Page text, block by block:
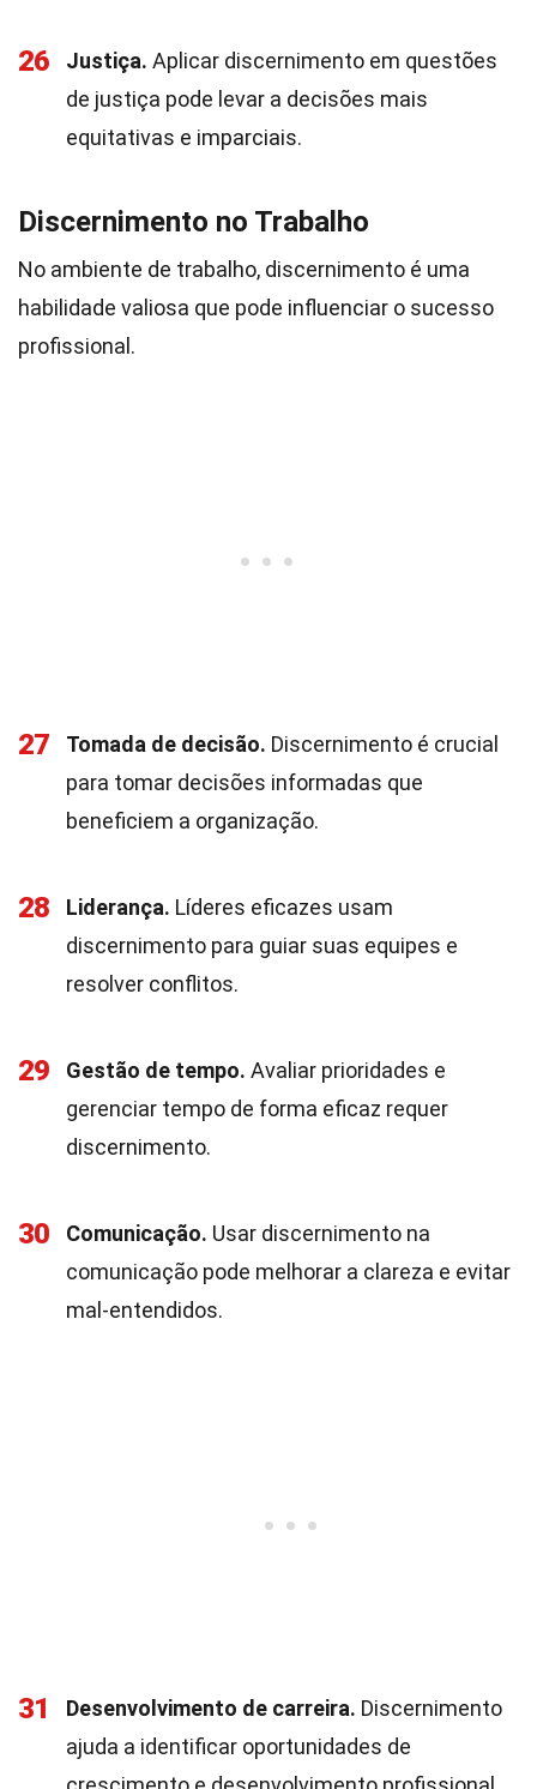
26 Justiça. Aplicar discernimento em questões
de justiça pode levar a decisões mais
equitativas e imparciais.
Discernimento no Trabalho
No ambiente de trabalho, discernimento é uma
habilidade valiosa que pode influenciar o sucesso
profissional.
27 Tomada de decisão. Discernimento é crucial
para tomar decisões informadas que
beneficiem a organização.
28 Liderança. Líderes eficazes usam
discernimento para guiar suas equipes e
resolver conflitos.
29 Gestão de tempo. Avaliar prioridades e
gerenciar tempo de forma eficaz requer
discernimento.
30 Comunicação. Usar discernimento na
comunicação pode melhorar a clareza e evitar
mal-entendidos.
31 Desenvolvimento de carreira. Discernimento
ajuda a identificar oportunidades de